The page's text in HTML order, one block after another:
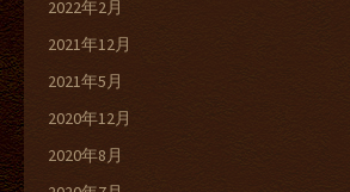
2022年2月
2021年12月
2021年5月
2020年12月
2020年8月